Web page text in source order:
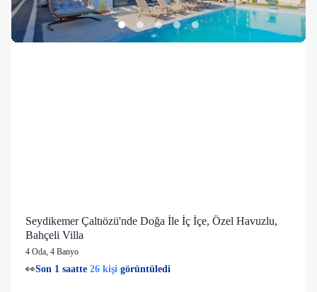
Seydikemer Çaltıözü'nde Doğa İle İç İçe, Özel Havuzlu,
Bahçeli Villa
4 Oda, 4 Banyo
😌Bugüne kadar konaklayan1 mutlu